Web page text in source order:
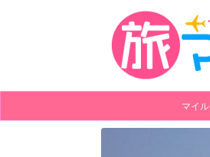
マイル